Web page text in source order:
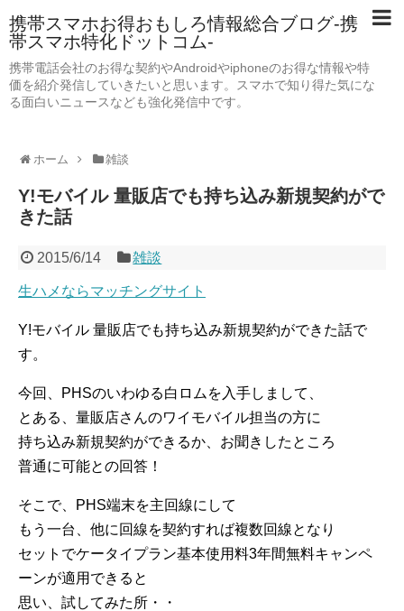
携帯スマホお得おもしろ情報総合ブログ-携
帯スマホ特化ドットコム-
携帯電話会社のお得な契約やAndroidやiphoneのお得な情報や特
価を紹介発信していきたいと思います。スマホで知り得た気にな
る面白いニュースなども強化発信中です。
ホーム 雑談
Y!モバイル 量販店でも持ち込み新規契約がで
きた話
2015/6/14 雑談
生ハメならマッチングサイト
Y!モバイル 量販店でも持ち込み新規契約ができた話で
す。
今回、PHSのいわゆる白ロムを入手しまして、
とある、量販店さんのワイモバイル担当の方に
持ち込み新規契約ができるか、お聞きしたところ
普通に可能との回答！
そこで、PHS端末を主回線にして
もう一台、他に回線を契約すれば複数回線となり
セットでケータイプラン基本使用料3年間無料キャンペ
ーンが適用できると
思い、試してみた所・・